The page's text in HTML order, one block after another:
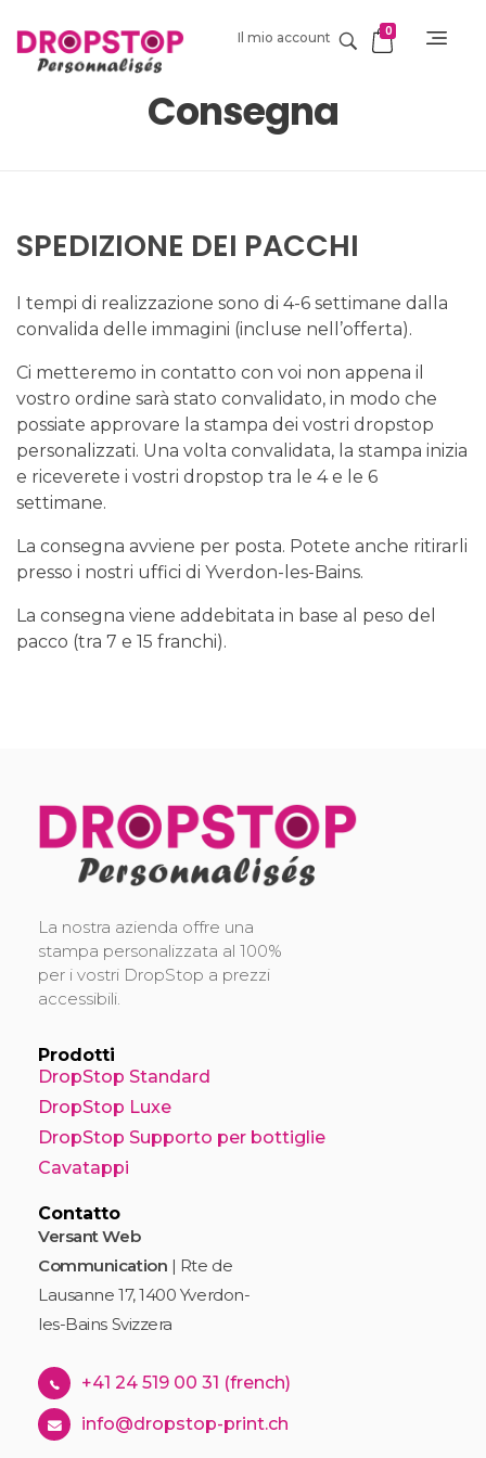
Il mio account 0
Consegna
SPEDIZIONE DEI PACCHI
I tempi di realizzazione sono di 4-6 settimane dalla
convalida delle immagini (incluse nell’offerta).
Ci metteremo in contatto con voi non appena il
vostro ordine sarà stato convalidato, in modo che
possiate approvare la stampa dei vostri dropstop
personalizzati. Una volta convalidata, la stampa inizia
e riceverete i vostri dropstop tra le 4 e le 6
settimane.
La consegna avviene per posta. Potete anche ritirarli
presso i nostri uffici di Yverdon-les-Bains.
La consegna viene addebitata in base al peso del
pacco (tra 7 e 15 franchi).
La nostra azienda offre una
stampa personalizzata al 100%
per i vostri DropStop a prezzi
accessibili.
Prodotti
DropStop Standard
DropStop Luxe
DropStop Supporto per bottiglie
Cavatappi
Contatto
Versant Web
Communication | Rte de
Lausanne 17, 1400 Yverdon-
les-Bains Svizzera
+41 24 519 00 31 (french)
info@dropstop-print.ch